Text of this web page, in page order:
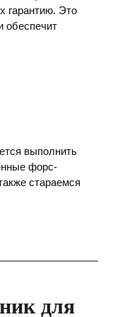
гарантию. Это
обеспечит
выполнить
форс-
стараемся
для